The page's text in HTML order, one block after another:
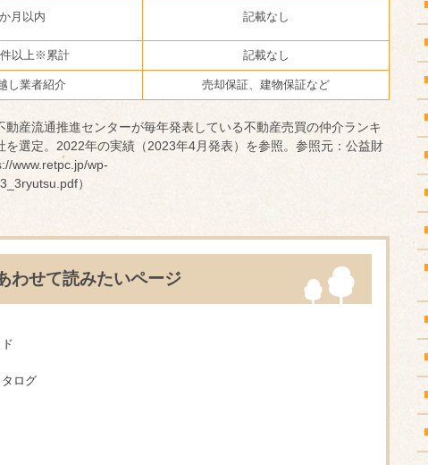
月以内 記載なし
以上※累計 記載なし
し業者紹介 売却保証、建物保証など
動産流通推進センターが毎年発表している不動産売買の仲介ランキ
を選定。2022年の実績（2023年4月発表）を参照。参照元：公益財
www.retpc.jp/wp-
）
わせて読みたいページ
ログ